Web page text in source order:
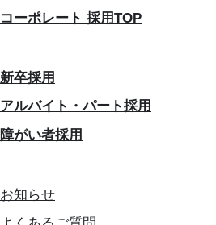
コーポレート 採用TOP
新卒採用
アルバイト・パート採用
障がい者採用
お知らせ